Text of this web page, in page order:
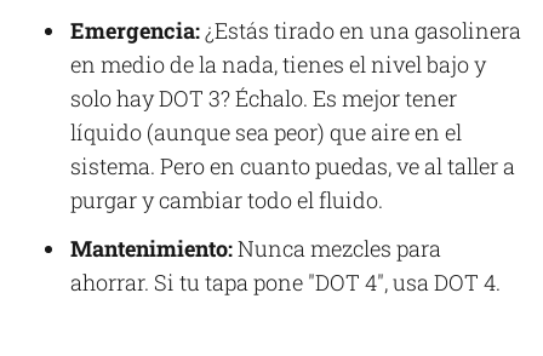
Emergencia:¿Estás tirado en una gasolinera
en medio de la nada, tienes el nivel bajo y
solo hay DOT 3? Échalo. Es mejor tener
líquido (aunque sea peor) que aire en el
sistema. Pero en cuanto puedas, ve al taller a
purgar y cambiar todo el fluido.
Mantenimiento:Nunca mezcles para
ahorrar. Si tu tapa pone "DOT 4", usa DOT 4.